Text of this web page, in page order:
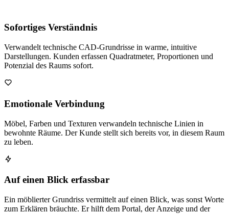
Sofortiges Verständnis
Verwandelt technische CAD-Grundrisse in warme, intuitive
Darstellungen. Kunden erfassen Quadratmeter, Proportionen und
Potenzial des Raums sofort.
Emotionale Verbindung
Möbel, Farben und Texturen verwandeln technische Linien in
bewohnte Räume. Der Kunde stellt sich bereits vor, in diesem Raum
zu leben.
Auf einen Blick erfassbar
Ein möblierter Grundriss vermittelt auf einen Blick, was sonst Worte
zum Erklären bräuchte. Er hilft dem Portal, der Anzeige und der